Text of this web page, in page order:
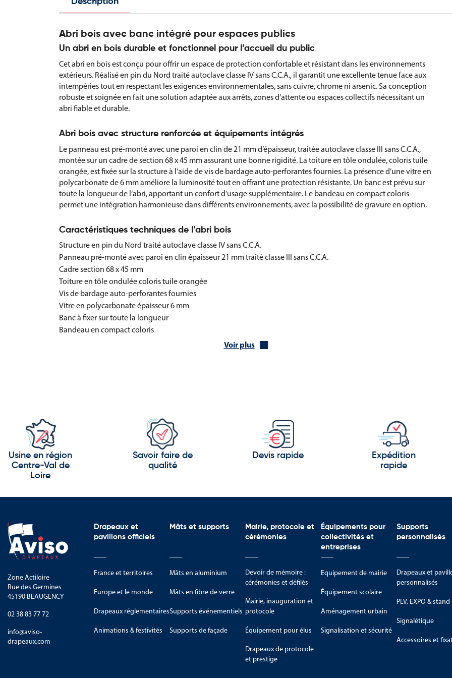
Abri bois avec banc intégré pour espaces publics
Un abri en bois durable et fonctionnel pour l’accueil du public
Cet abri en bois est conçu pour offrir un espace de protection confortable et résistant dans les environnements
extérieurs. Réalisé en pin du Nord traité autoclave classe IV sans C.C.A., il garantit une excellente tenue face aux
intempéries tout en respectant les exigences environnementales, sans cuivre, chrome ni arsenic. Sa conception
robuste et soignée en fait une solution adaptée aux arrêts, zones d’attente ou espaces collectifs nécessitant un
abri fiable et durable.
Abri bois avec structure renforcée et équipements intégrés
Le panneau est pré-monté avec une paroi en clin de 21 mm d’épaisseur, traitée autoclave classe III sans C.C.A.,
montée sur un cadre de section 68 x 45 mm assurant une bonne rigidité. La toiture en tôle ondulée, coloris tuile
orangée, est fixée sur la structure à l’aide de vis de bardage auto-perforantes fournies. La présence d’une vitre en
polycarbonate de 6 mm améliore la luminosité tout en offrant une protection résistante. Un banc est prévu sur
toute la longueur de l’abri, apportant un confort d’usage supplémentaire. Le bandeau en compact coloris
permet une intégration harmonieuse dans différents environnements, avec la possibilité de gravure en option.
Caractéristiques techniques de l’abri bois
Structure en pin du Nord traité autoclave classe IV sans C.C.A.
Panneau pré-monté avec paroi en clin épaisseur 21 mm traité classe III sans C.C.A.
Cadre section 68 x 45 mm
Toiture en tôle ondulée coloris tuile orangée
Vis de bardage auto-perforantes fournies
Vitre en polycarbonate épaisseur 6 mm
Banc à fixer sur toute la longueur
Bandeau en compact coloris
Fixation par équerres sur dalle béton ou plot béton
Les avantages de cet abri en bois pour l’aménagement extérieur
Cet abri en bois combine robustesse, confort et facilité d’installation. Sa conception pré-montée et ses matériaux
traités assurent une mise en place efficace et une longévité optimale, même en usage intensif.
Banc intégré pour plus de confort
Installation simplifiée grâce à la livraison prête à monter
Voir plus
Usine en région
Centre-Val de
Loire
Savoir faire de
qualité
Devis rapide
Expédition
rapide
Zone Actiloire
Rue des Germines
45190 BEAUGENCY
02 38 83 77 72
info@aviso-
drapeaux.com
Drapeaux et
pavillons officiels
France et territoires
Europe et le monde
Drapeaux réglementaires
Animations & festivités
Mâts et supports
Mâts en aluminium
Mâts en fibre de verre
Supports événementiels
Supports de façade
Mairie, protocole et
cérémonies
Devoir de mémoire :
cérémonies et défilés
Mairie, inauguration et
protocole
Équipement pour élus
Drapeaux de protocole
et prestige
Équipements pour
collectivités et
entreprises
Equipement de mairie
Équipement scolaire
Aménagement urbain
Signalisation et sécurité
Supports
personnalisés
Drapeaux et
personnalisés
PLV, EXPO & stand
Signalétique
Accessoires et